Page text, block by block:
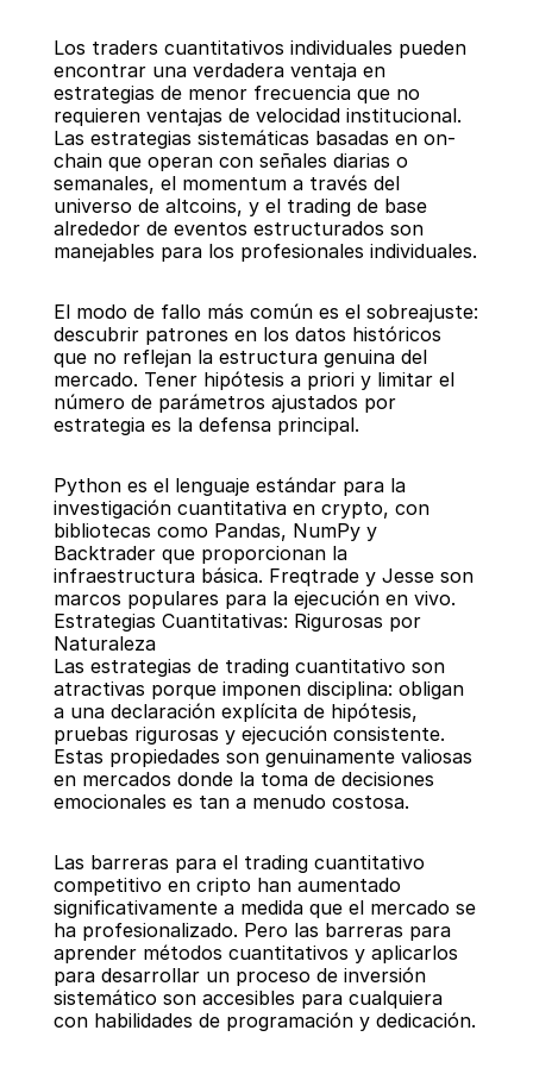
Los traders cuantitativos individuales pueden
encontrar una verdadera ventaja en
estrategias de menor frecuencia que no
requieren ventajas de velocidad institucional.
Las estrategias sistemáticas basadas en on-
chain que operan con señales diarias o
semanales, el momentum a través del
universo de altcoins, y el trading de base
alrededor de eventos estructurados son
manejables para los profesionales individuales.
El modo de fallo más común es el sobreajuste:
descubrir patrones en los datos históricos
que no reflejan la estructura genuina del
mercado. Tener hipótesis a priori y limitar el
número de parámetros ajustados por
estrategia es la defensa principal.
Python es el lenguaje estándar para la
investigación cuantitativa en crypto, con
bibliotecas como Pandas, NumPy y
Backtrader que proporcionan la
infraestructura básica. Freqtrade y Jesse son
marcos populares para la ejecución en vivo.
Estrategias Cuantitativas: Rigurosas por
Naturaleza
Las estrategias de trading cuantitativo son
atractivas porque imponen disciplina: obligan
a una declaración explícita de hipótesis,
pruebas rigurosas y ejecución consistente.
Estas propiedades son genuinamente valiosas
en mercados donde la toma de decisiones
emocionales es tan a menudo costosa.
Las barreras para el trading cuantitativo
competitivo en cripto han aumentado
significativamente a medida que el mercado se
ha profesionalizado. Pero las barreras para
aprender métodos cuantitativos y aplicarlos
para desarrollar un proceso de inversión
sistemático son accesibles para cualquiera
con habilidades de programación y dedicación.